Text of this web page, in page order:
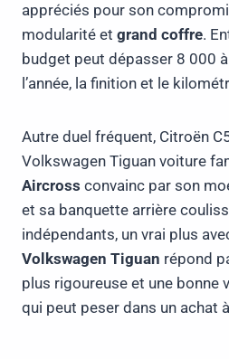
appréciés pour son
modularité et grand coffre.
budget peut dépasser 8 000
l’année, la finition et le
Autre duel fréquent, Citroën
Volkswagen Tiguan voiture
Aircross convainc par son
et sa banquette arrière
indépendants, un vrai plus
Volkswagen Tiguan répond
plus rigoureuse et une bonne
qui peut peser dans un achat